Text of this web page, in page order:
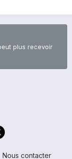
plus recevoir
Nous contacter